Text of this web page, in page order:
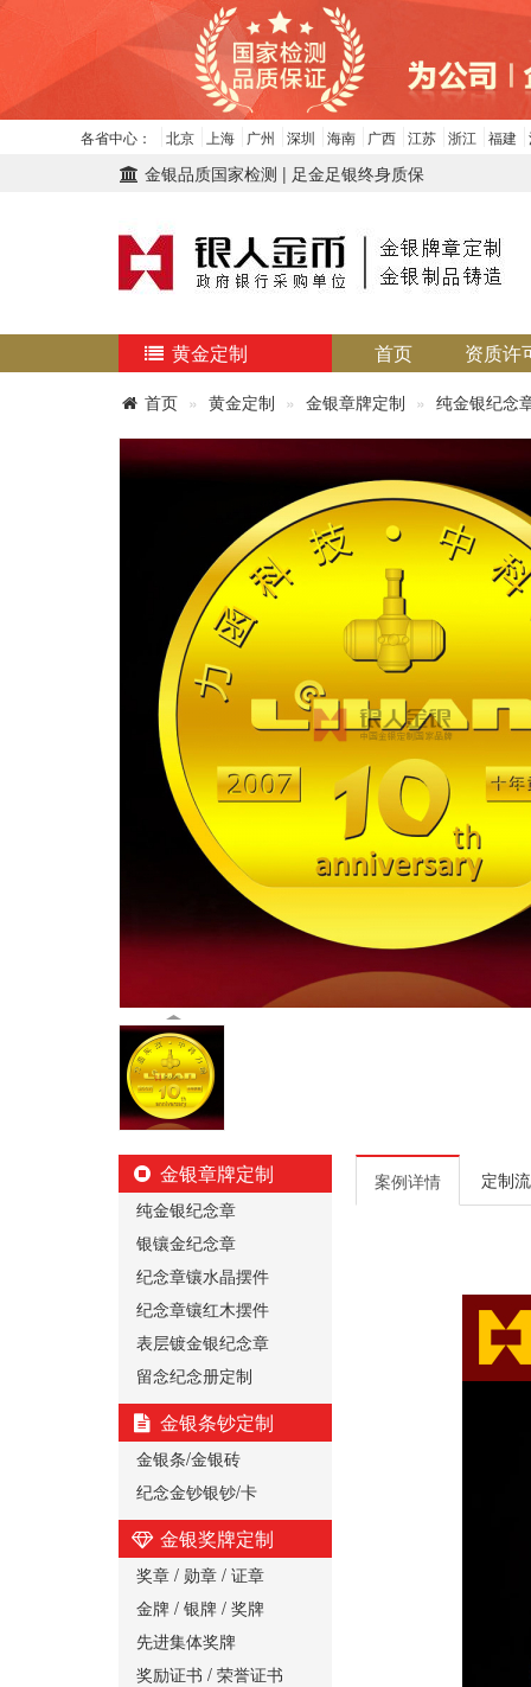
各省中心： 北京 上海 广州 深圳 海南 广西 江苏 浙江 福建
金银品质国家检测 | 足金足银终身质保
黄金定制 首页 资质许
首页 黄金定制 金银章牌定制 纯金银纪念
金银章牌定制
纯金银纪念章
银镶金纪念章
纪念章镶水晶摆件
纪念章镶红木摆件
表层镀金银纪念章
留念纪念册定制
金银条钞定制
金银条/金银砖
纪念金钞银钞/卡
金银奖牌定制
奖章 / 勋章 / 证章
金牌 / 银牌 / 奖牌
先进集体奖牌
奖励证书 / 荣誉证书
案例详情 定制